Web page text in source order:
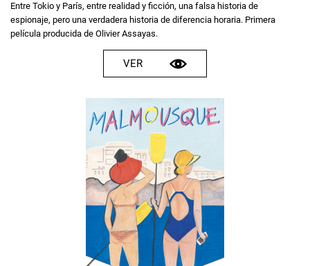
Entre Tokio y París, entre realidad y ficción, una falsa historia de
espionaje, pero una verdadera historia de diferencia horaria. Primera
película producida de Olivier Assayas.
VER